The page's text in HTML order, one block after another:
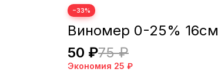
−33%
Виномер 0-25% 16см
50 ₽75 ₽
Экономия 25 ₽